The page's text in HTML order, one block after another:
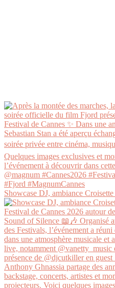
Showcase DJ, ambiance